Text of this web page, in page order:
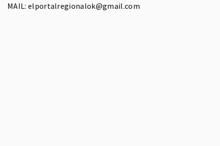
MAIL: elportalregionalok@gmail.com